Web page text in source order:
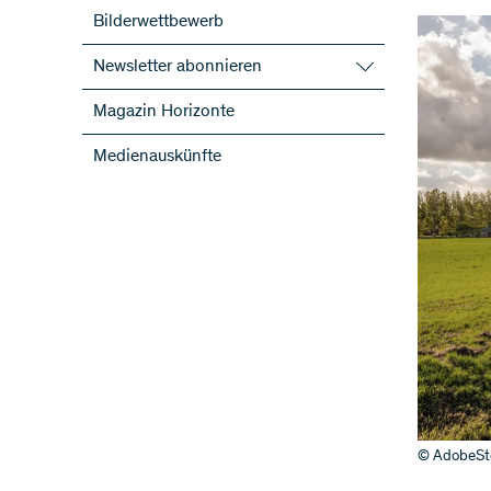
Bilderwettbewerb
Newsletter abonnieren
SNF-Newsletter abonnieren
Newsletter der NFP abonnieren
ScienceGeist
Magazin Horizonte
Medienauskünfte
©